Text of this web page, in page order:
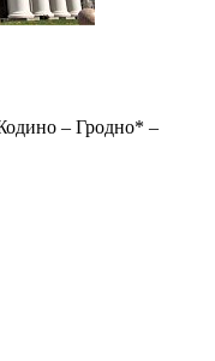
– Гродно* –